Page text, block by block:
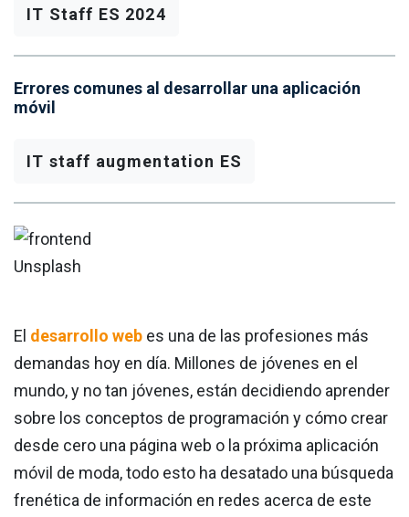
IT Staff ES 2024
Errores comunes al desarrollar una aplicación
móvil
IT staff augmentation ES
Unsplash
El desarrollo web es una de las profesiones más
demandas hoy en día. Millones de jóvenes en el
mundo, y no tan jóvenes, están decidiendo aprender
sobre los conceptos de programación y cómo crear
desde cero una página web o la próxima aplicación
móvil de moda, todo esto ha desatado una búsqueda
frenética de información en redes acerca de este